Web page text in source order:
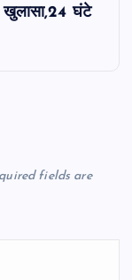
खुलासा,24 घंटे
fields are